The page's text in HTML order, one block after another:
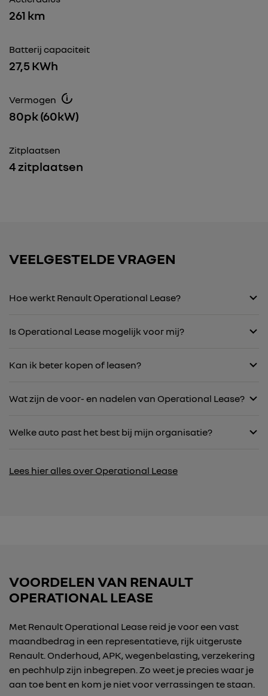
261 km
Batterij capaciteit
27,5 KWh
Vermogen
80pk (60kW)
Zitplaatsen
4 zitplaatsen
VEELGESTELDE VRAGEN
Hoe werkt Renault Operational Lease?
Is Operational Lease mogelijk voor mij?
Kan ik beter kopen of leasen?
Wat zijn de voor- en nadelen van Operational Lease?
Welke auto past het best bij mijn organisatie?
Lees hier alles over Operational Lease
VOORDELEN VAN RENAULT
OPERATIONAL LEASE
Met Renault Operational Lease reid je voor een vast
maandbedrag in een representatieve, rijk uitgeruste
Renault. Onderhoud, APK, wegenbelasting, verzekering
en pechhulp zijn inbegrepen. Zo weet je precies waar je
aan toe bent en kom je niet voor verrassingen te staan.